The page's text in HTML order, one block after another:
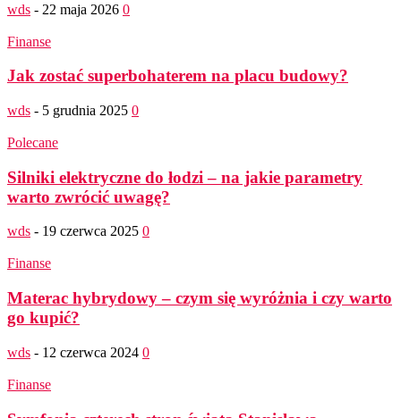
wds - 22 maja 2026 0
Finanse
Jak zostać superbohaterem na placu budowy?
wds - 5 grudnia 2025 0
Polecane
Silniki elektryczne do łodzi – na jakie parametry
warto zwrócić uwagę?
wds - 19 czerwca 2025 0
Finanse
Materac hybrydowy – czym się wyróżnia i czy warto
go kupić?
wds - 12 czerwca 2024 0
Finanse